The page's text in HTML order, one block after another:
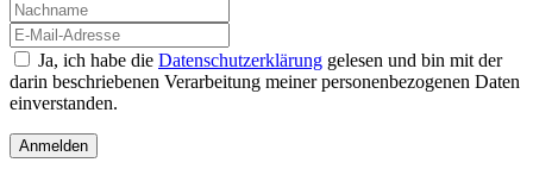
Ja, ich habe die Datenschutzerklärung gelesen und bin mit der
darin beschriebenen Verarbeitung meiner personenbezogenen Daten
einverstanden.